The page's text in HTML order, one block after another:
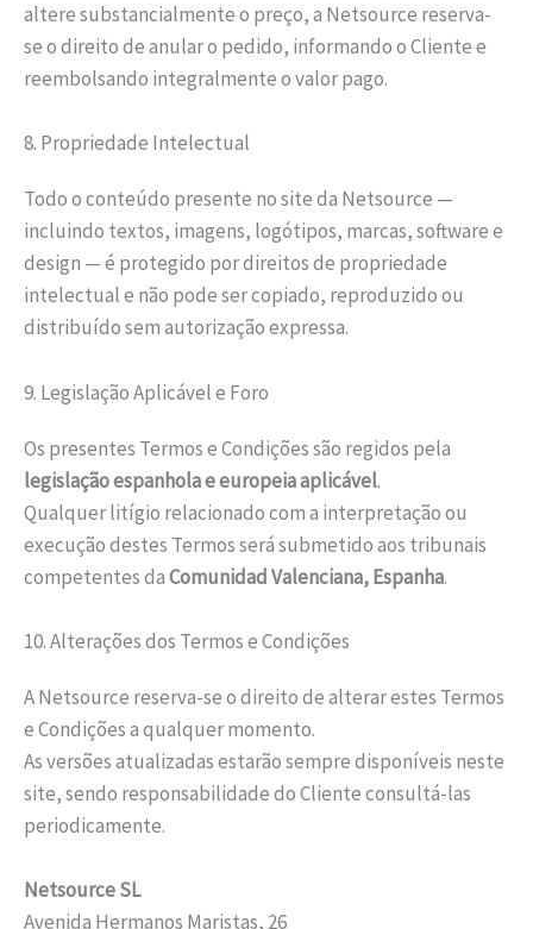
altere substancialmente o preço, a Netsource reserva-
se o direito de anular o pedido, informando o Cliente e
reembolsando integralmente o valor pago.
8. Propriedade Intelectual
Todo o conteúdo presente no site da Netsource —
incluindo textos, imagens, logótipos, marcas, software e
design — é protegido por direitos de propriedade
intelectual e não pode ser copiado, reproduzido ou
distribuído sem autorização expressa.
9. Legislação Aplicável e Foro
Os presentes Termos e Condições são regidos pela
legislação espanhola e europeia aplicável.
Qualquer litígio relacionado com a interpretação ou
execução destes Termos será submetido aos tribunais
competentes daComunidad Valenciana, Espanha.
10. Alterações dos Termos e Condições
A Netsource reserva-se o direito de alterar estes Termos
e Condições a qualquer momento.
As versões atualizadas estarão sempre disponíveis neste
site, sendo responsabilidade do Cliente consultá-las
periodicamente.
Netsource SL
Avenida Hermanos Maristas, 26